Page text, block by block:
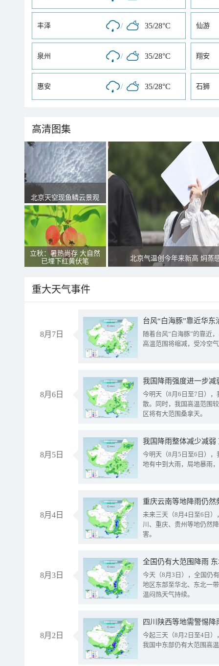
丰泽 / 35/28°C 仙游
泉州 / 35/28°C 翔安
惠安 / 35/28°C 石狮
高清图集
北京天空现鱼鳞云景观
立秋：暑热尚存 大自然
已埋下红黄伏笔
北京气温创今年来新高 焖蒸
重大天气事件
8月7日
台风“白海豚”靠近华
随着台风“白海豚”的靠近
高温范围将缩减，受冷空
8月6日
今明天（8月6日至7日）
散。同时，我国高温范围
区将有大范围桑拿天。
8月5日
我国降雨整体减少减弱
今明天（8月5日至6日）
地有中到大雨，局地暴雨
8月4日
重庆云南等地降雨仍然
未来三天（8月4日至6日
川、重庆、贵州等地仍然
害。
8月3日
全国仍有大范围降雨
今天（8月3日），全国仍
地区东部至华北、东北一
温闷热天气持续。
8月2日
今起三天（8月2日至4日
我国中东部仍有大范围高